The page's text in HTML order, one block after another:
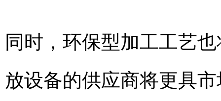
同时，环保型加工工艺
放设备的供应商将更具